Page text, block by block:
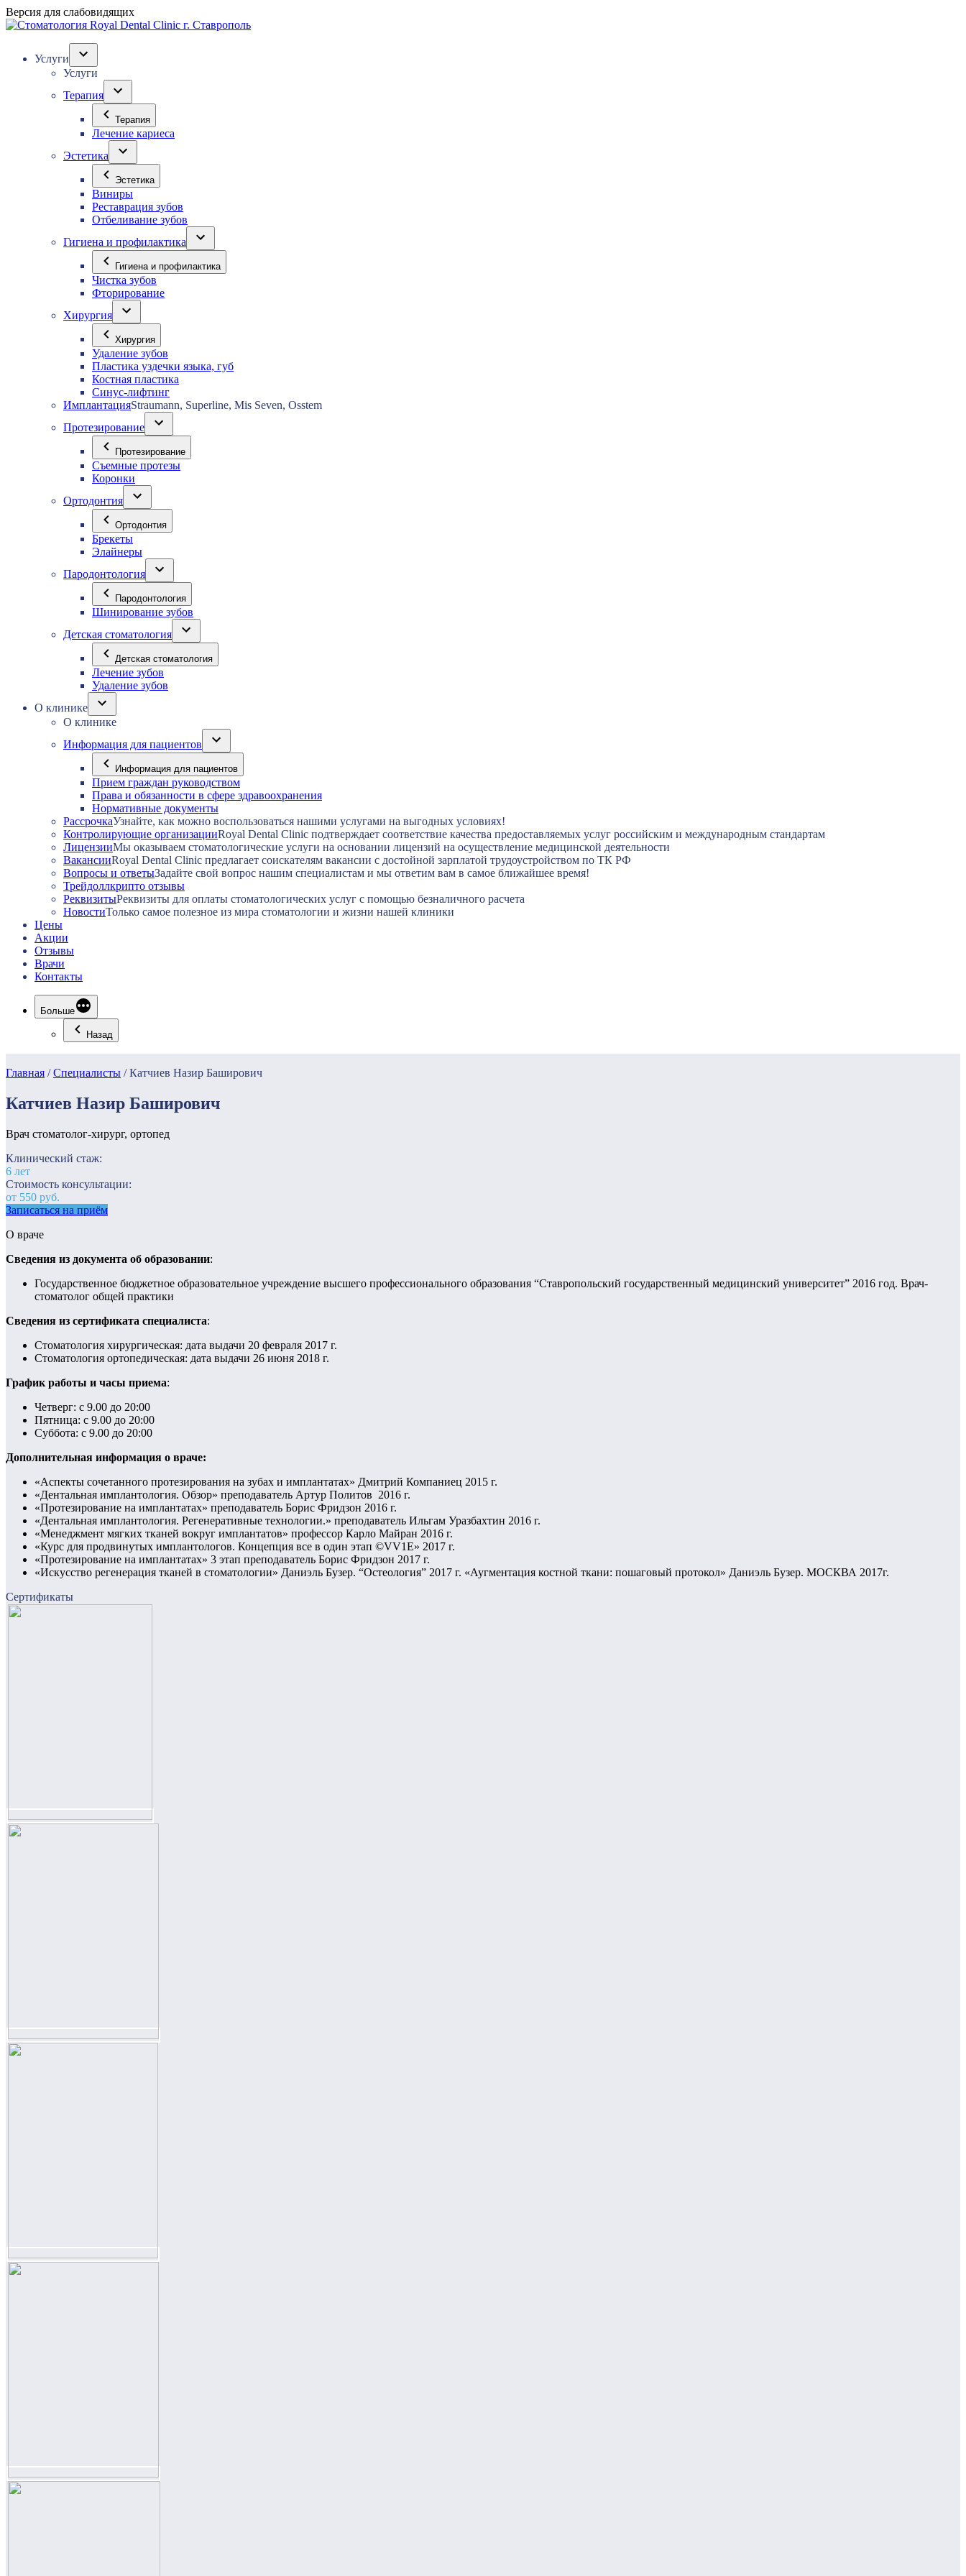
Версия для слабовидящих
Услуги
Услуги
Терапия
Терапия
Лечение кариеса
Эстетика
Эстетика
Виниры
Реставрация зубов
Отбеливание зубов
Гигиена и профилактика
Гигиена и профилактика
Чистка зубов
Фторирование
Хирургия
Хирургия
Удаление зубов
Пластика уздечки языка, губ
Костная пластика
Синус-лифтинг
ИмплантацияStraumann, Superline, Mis Seven, Osstem
Протезирование
Протезирование
Съемные протезы
Коронки
Ортодонтия
Ортодонтия
Брекеты
Элайнеры
Пародонтология
Пародонтология
Шинирование зубов
Детская стоматология
Детская стоматология
Лечение зубов
Удаление зубов
О клинике
О клинике
Информация для пациентов
Информация для пациентов
Прием граждан руководством
Права и обязанности в сфере здравоохранения
Нормативные документы
РассрочкаУзнайте, как можно воспользоваться нашими услугами на выгодных условиях!
Контролирующие организацииRoyal Dental Clinic подтверждает соответствие качества предоставляемых услуг российским и международным стандартам
ЛицензииМы оказываем стоматологические услуги на основании лицензий на осуществление медицинской деятельности
ВакансииRoyal Dental Clinic предлагает соискателям вакансии с достойной зарплатой трудоустройством по ТК РФ
Вопросы и ответыЗадайте свой вопрос нашим специалистам и мы ответим вам в самое ближайшее время!
Трейдоллкрипто отзывы
РеквизитыРеквизиты для оплаты стоматологических услуг с помощью безналичного расчета
НовостиТолько самое полезное из мира стоматологии и жизни нашей клиники
Цены
Акции
Отзывы
Врачи
Контакты
Больше
Назад
Главная /Специалисты /Катчиев Назир Баширович
Катчиев Назир Баширович
Врач стоматолог-хирург, ортопед
Клинический стаж:
6 лет
Стоимость консультации:
от 550 руб.
Записаться на приём
О враче
Сведения из документа об образовании:
Государственное бюджетное образовательное учреждение высшего профессионального образования “Ставропольский государственный медицинский университет” 2016 год. Врач-
стоматолог общей практики
Сведения из сертификата специалиста:
Стоматология хирургическая: дата выдачи 20 февраля 2017 г.
Стоматология ортопедическая: дата выдачи 26 июня 2018 г.
График работы и часы приема:
Четверг: с 9.00 до 20:00
Пятница: с 9.00 до 20:00
Суббота: с 9.00 до 20:00
Дополнительная информация о враче:
«Аспекты сочетанного протезирования на зубах и имплантатах» Дмитрий Компаниец 2015 г.
«Дентальная имплантология. Обзор» преподаватель Артур Политов 2016 г.
«Протезирование на имплантатах» преподаватель Борис Фридзон 2016 г.
«Дентальная имплантология. Регенеративные технологии.» преподаватель Ильгам Уразбахтин 2016 г.
«Менеджмент мягких тканей вокруг имплантатов» профессор Карло Майран 2016 г.
«Курс для продвинутых имплантологов. Концепция все в один этап ©VV1E» 2017 г.
«Протезирование на имплантатах» 3 этап преподаватель Борис Фридзон 2017 г.
«Искусство регенерация тканей в стоматологии» Даниэль Бузер. “Остеология” 2017 г. «Аугментация костной ткани: пошаговый протокол» Даниэль Бузер. МОСКВА 2017г.
Сертификаты